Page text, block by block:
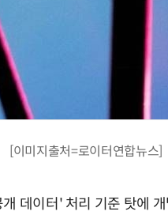
[이미지출처=로이터연합뉴스]
데이터' 처리 기준 탓에